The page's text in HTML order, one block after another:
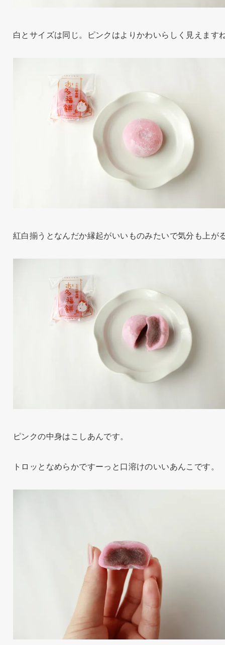
白とサイズは同じ。ピンクはよりかわいらしく見えます
紅白揃うとなんだか縁起がいいものみたいで気分も上が
ピンクの中身はこしあんです。
トロッとなめらかですーっと口溶けのいいあんこです。